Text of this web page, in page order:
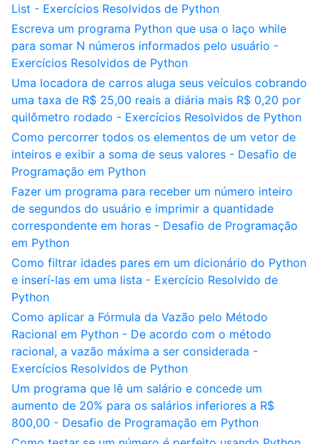
List - Exercícios Resolvidos de Python
Escreva um programa Python que usa o laço while
para somar N números informados pelo usuário -
Exercícios Resolvidos de Python
Uma locadora de carros aluga seus veículos cobrando
uma taxa de R$ 25,00 reais a diária mais R$ 0,20 por
quilômetro rodado - Exercícios Resolvidos de Python
Como percorrer todos os elementos de um vetor de
inteiros e exibir a soma de seus valores - Desafio de
Programação em Python
Fazer um programa para receber um número inteiro
de segundos do usuário e imprimir a quantidade
correspondente em horas - Desafio de Programação
em Python
Como filtrar idades pares em um dicionário do Python
e inserí-las em uma lista - Exercício Resolvido de
Python
Como aplicar a Fórmula da Vazão pelo Método
Racional em Python - De acordo com o método
racional, a vazão máxima a ser considerada -
Exercícios Resolvidos de Python
Um programa que lê um salário e concede um
aumento de 20% para os salários inferiores a R$
800,00 - Desafio de Programação em Python